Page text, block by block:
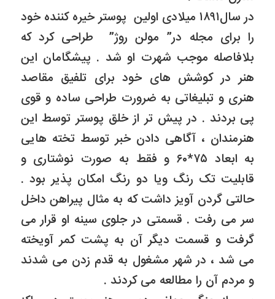
در سال۱۸۹۱ میلادی اولین پوستر خیره کننده خود
را برای مجله در” مولن روژ” طراحی کرد که
بلافاصله موجب شهرت او شد . پیشگامان این
هنر در کوشش های خود برای تلفیق مقاصد
هنری و تبلیغاتی به ضرورت طراحی ساده و قوی
پی بردند . در پیش تر از خلق پوستر توسط این
هنرمندان ، آگاهی دادن خبر توسط تخته هایی
به ابعاد ۷۵*۶۰ و فقط به صورت نوشتاری و
قابلیت تک رنگ ویا دو رنگ امکان پذیر بود .
حالتی گردن آویز داشت که به مثال پیراهن داخل
سر می رفت . قسمتی در جلوی سینه او قرار می
گرفت و قسمت دیگر آن به پشت کمر آویخته
می شد ، در شهر مشغول به قدم زدن می شدند
و مردم آن را مطالعه می کردند .